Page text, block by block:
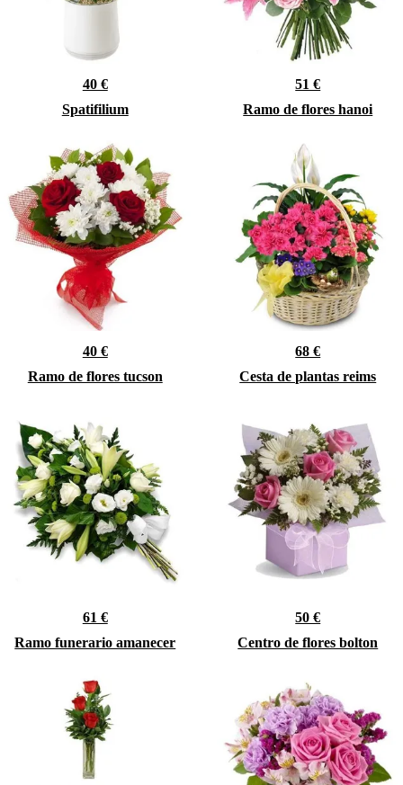
40 €
Spatifilium
51 €
Ramo de flores hanoi
40 €
Ramo de flores tucson
68 €
Cesta de plantas reims
61 €
Ramo funerario amanecer
50 €
Centro de flores bolton